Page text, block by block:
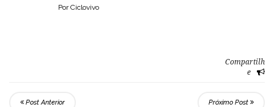
Por Ciclovivo
Compartilh
e
Post Anterior Próximo Post